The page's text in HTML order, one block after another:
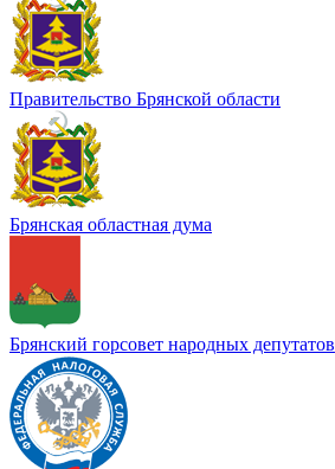
Правительство Брянской области
Брянская областная дума
Брянский горсовет народных депутатов